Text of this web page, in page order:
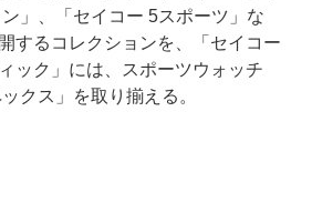
ン」、「セイコー 5スポーツ」な
するコレクションを、「セイコー
ック」には、スポーツウォッチ
クス」を取り揃える。